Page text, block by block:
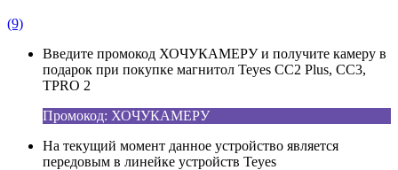
(9)
Введите промокод ХОЧУКАМЕРУ и получите камеру в
подарок при покупке магнитол Teyes CC2 Plus, CC3,
TPRO 2
Промокод: ХОЧУКАМЕРУ
На текущий момент данное устройство является
передовым в линейке устройств Teyes